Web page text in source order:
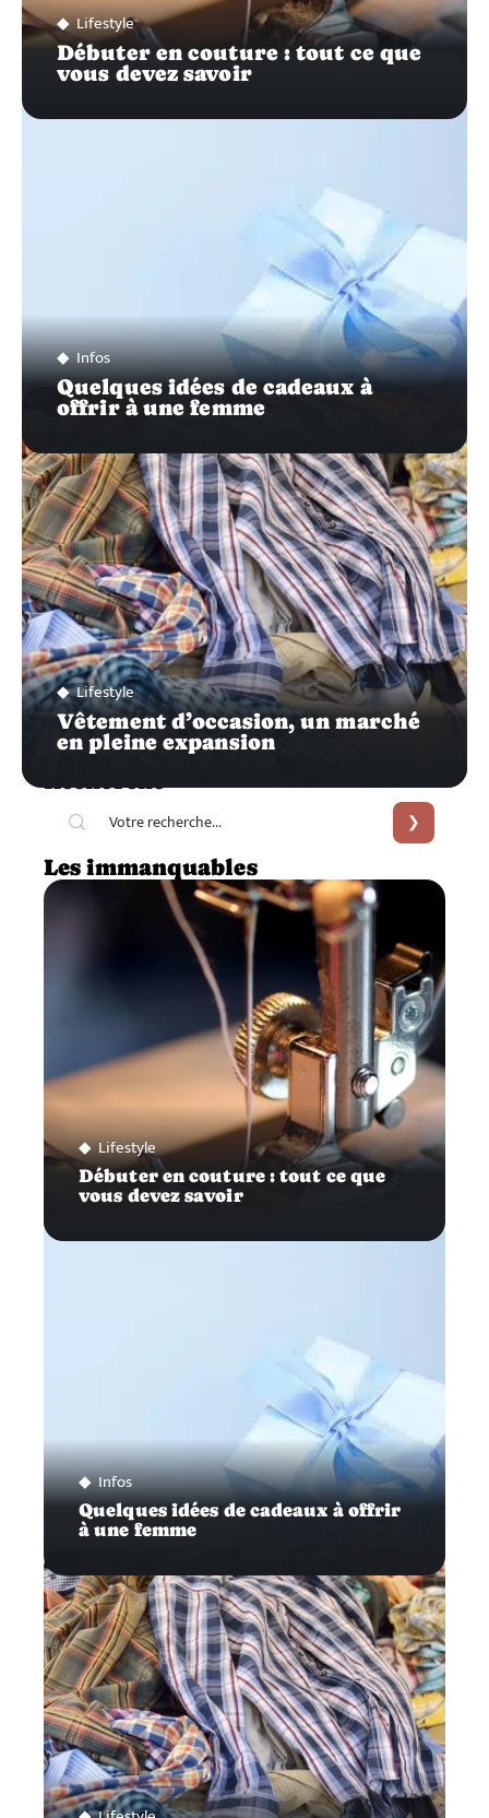
Lifestyle
Débuter en couture : tout ce que
vous devez savoir
Infos
Quelques idées de cadeaux à
offrir à une femme
Lifestyle
Vêtement d’occasion, un marché
en pleine expansion
Les immanquables
Lifestyle
Débuter en couture : tout ce que
vous devez savoir
Infos
Quelques idées de cadeaux à offrir
à une femme